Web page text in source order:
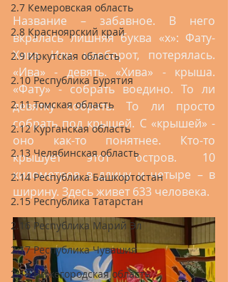
2.7 Кемеровская область
2.8 Красноярский край
2.9 Иркутская область
2.10 Республика Бурятия
2.11 Томская область
2.12 Курганская область
2.13 Челябинская область
2.14 Республика Башкортостан
2.15 Республика Татарстан
2.16 Республика Марий Эл
2.17 Республика Чувашия
2.18 Нижегородская область
Название – забавное. В него
вкралась лишняя буква «х»: Фату-
Хива. Или, наоборот, потерялась.
«Ива» - девять. «Хива» - крыша.
«Фату» - собрать воедино. То ли
девятку собрать. То ли просто
собрать под крышей. С «крышей» -
оно как-то понятнее. Кто-то
крышует этот остров. 10
километров в длину и четыре – в
ширину. Здесь живет 633 человека.